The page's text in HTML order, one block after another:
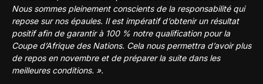
Nous sommes pleinement conscients de la responsabilité qui
repose sur nos épaules. Il est impératif d’obtenir un résultat
positif afin de garantir à 100 % notre qualification pour la
Coupe d’Afrique des Nations. Cela nous permettra d’avoir plus
de repos en novembre et de préparer la suite dans les
meilleures conditions. ».